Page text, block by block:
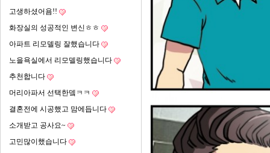
고생하셨어욤!!
화장실의 성공적인 변신ㅎㅎ
아파트 리모델링 잘했습니다
노을욕실에서 리모델링했습니다
추천합니다
머리아파서 선택한뎈ㅋㅋ
결혼전에 시공했고 맘에듭니다
소개받고 공사요~
고민많이했습니다